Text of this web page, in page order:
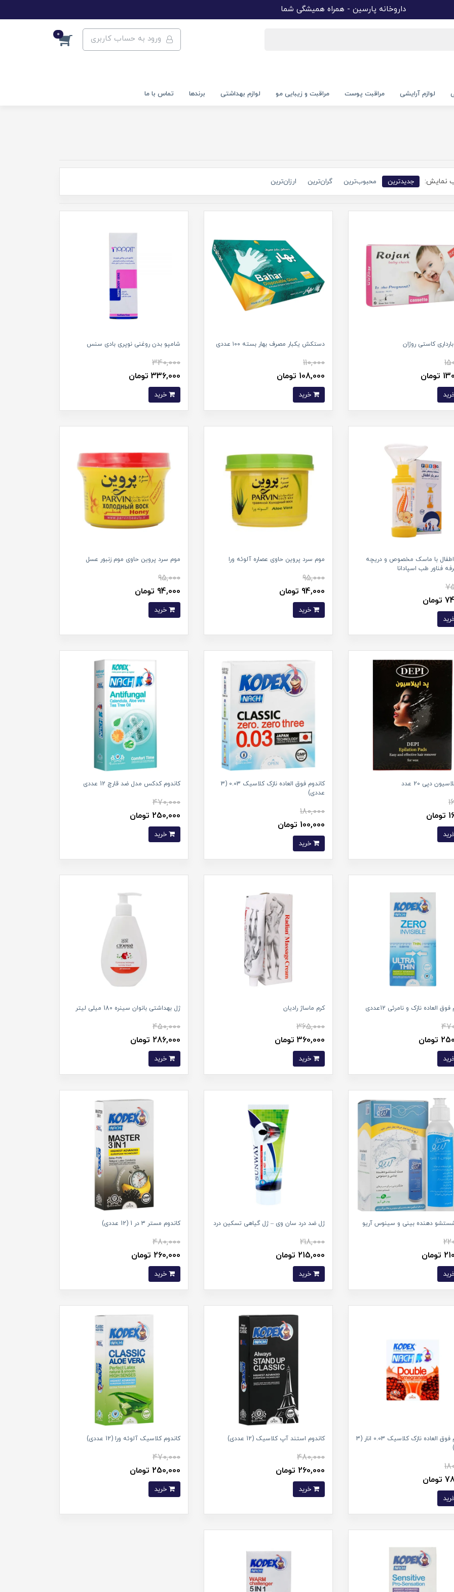
داروخانه پارسین - همراه همیشگی شما
ورود به حساب کاربری 0
لوازم آرایشی مراقبت پوست مراقبت و زیبایی مو لوازم بهداشتی برندها تماس با ما
نمایش: جدیدترین محبوب‌ترین گران‌ترین ارزان‌ترین
کاستی روژان دستکش یکبار مصرف بهار بسته ۱۰۰ عددی
110,000
108,000 تومان
خرید
شامپو بدن روغنی نوپری بادی سنس
340,000
336,000 تومان
خرید
اطفال با ماسک مخصوص و دریچه
فناور طب اسپادانا
موم سرد پروین حاوی عصاره آلوئه ورا
95,000
94,000 تومان
خرید
موم سرد پروین حاوی موم زنبور عسل
95,000
94,000 تومان
خرید
دپی 20 عدد
کاندوم فوق العاده نازک کلاسیک 0.03 (3
عددی)
180,000
100,000 تومان
خرید
کاندوم کدکس مدل ضد قارچ 12 عددی
470,000
250,000 تومان
خرید
العاده نازک و نامرئی 12عددی کرم ماساژ رادیان
365,000
360,000 تومان
خرید
ژل بهداشتی بانوان سینره 180 میلی لیتر
450,000
286,000 تومان
خرید
دهنده بینی و سینوس آریو ژل ضد درد سان وی – ژل گیاهی تسکین درد
218,000
215,000 تومان
خرید
کاندوم مستر 3 در 1 (12 عددی)
480,000
260,000 تومان
خرید
کاندوم فوق العاده نازک کلاسیک 0.03 انار (3
کاندوم استند آپ کلاسیک (12 عددی)
480,000
260,000 تومان
خرید
کاندوم کلاسیک آلوئه ورا (12 عددی)
470,000
250,000 تومان
خرید